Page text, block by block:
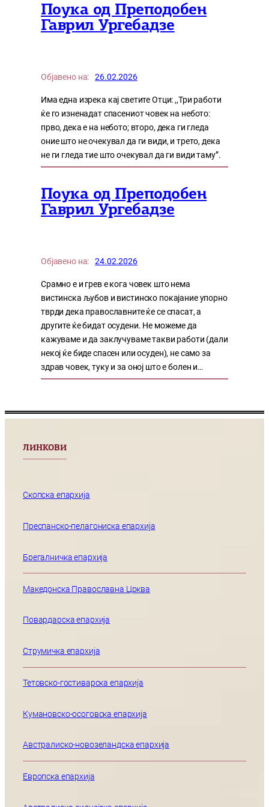
Поука од Преподобен
Гаврил Ургебадзе
Објавено на: 26.02.2026
Има една изрека кај светите Отци: ,,Три работи
ќе го изненадат спасениот човек на небото:
прво, дека е на небото; второ, дека ги гледа
оние што не очекувал да ги види, и трето, дека
не ги гледа тие што очекувал да ги види таму”.
Поука од Преподобен
Гаврил Ургебадзе
Објавено на: 24.02.2026
Срамно е и грев е кога човек што нема
вистинска љубов и вистинско покајание упорно
тврди дека православните ќе се спасат, а
другите ќе бидат осудени. Не можеме да
кажуваме и да заклучуваме такви работи (дали
некој ќе биде спасен или осуден), не само за
здрав човек, туку и за оној што е болен и…
ЛИНКОВИ
Скопска епархија
Преспанско-пелагониска епархија
Брегалничка епархија
Македонска Православна Црква
Повардарска епархија
Струмичка епархија
Тетовско-гостиварска епархија
Кумановско-осоговска епархија
Австралиско-новозеландска епархија
Европска епархија